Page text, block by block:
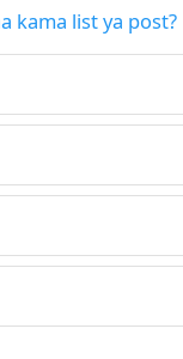
kama list ya post?